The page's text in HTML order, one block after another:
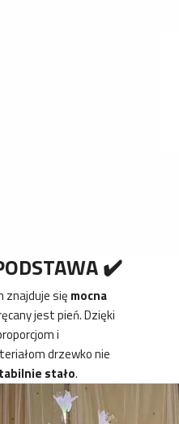
✔️
znajduje się mocna
jest pień. Dzięki
i
drzewko nie
stało.